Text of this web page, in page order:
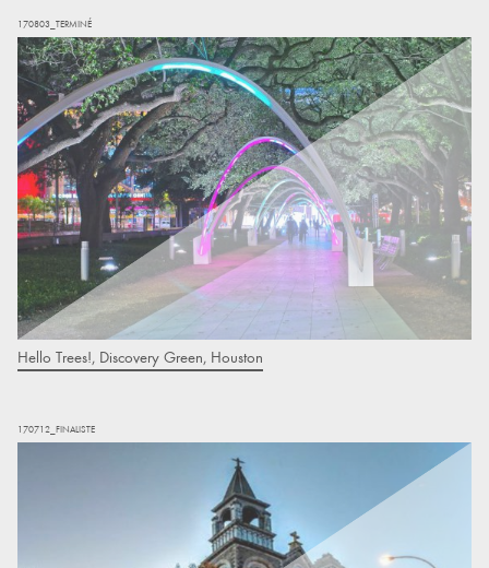
170803_TERMINÉ
Hello Trees!, Discovery Green, Houston
170712_FINALISTE